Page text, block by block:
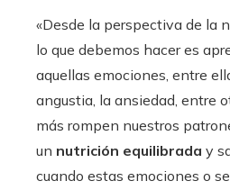
«Desde la perspectiva de la
lo que debemos hacer es
aquellas emociones, entre
angustia, la ansiedad, entre
más rompen nuestros
un nutrición equilibrada y
cuando estas emociones o